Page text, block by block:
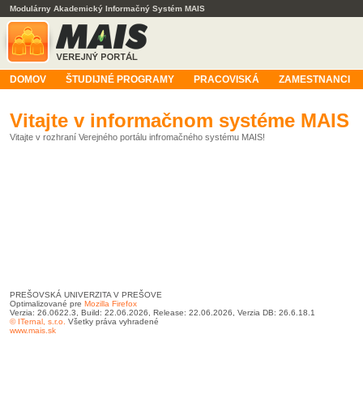
Modulárny Akademický Informačný Systém MAIS
DOMOV ŠTUDIJNÉ PROGRAMY PRACOVISKÁ ZAMESTNANCI
Vitajte v informačnom systéme MAIS
Vitajte v rozhraní Verejného portálu infromačného systému MAIS!
PREŠOVSKÁ UNIVERZITA V PREŠOVE
Optimalizované pre Mozilla Firefox
Verzia: 26.0622.3, Build: 22.06.2026, Release: 22.06.2026, Verzia DB: 26.6.18.1
© ITernal, s.r.o. Všetky práva vyhradené
www.mais.sk